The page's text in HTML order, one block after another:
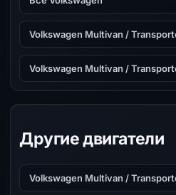
Volkswagen Multivan /
Volkswagen Multivan /
Другие двигатели
Volkswagen Multivan /